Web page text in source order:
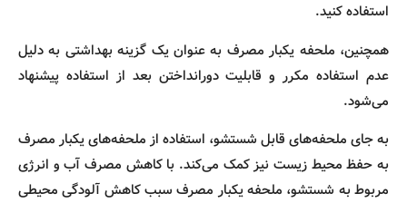
استفاده کنید.
همچنین، ملحفه یکبار مصرف به عنوان یک گزینه بهداشتی به دلیل
عدم استفاده مکرر و قابلیت دورانداختن بعد از استفاده پیشنهاد
می‌شود.
به جای ملحفه‌های قابل شستشو، استفاده از ملحفه‌های یکبار مصرف
به حفظ محیط زیست نیز کمک می‌کند. با کاهش مصرف آب و انرژی
مربوط به شستشو، ملحفه یکبار مصرف سبب کاهش آلودگی محیطی